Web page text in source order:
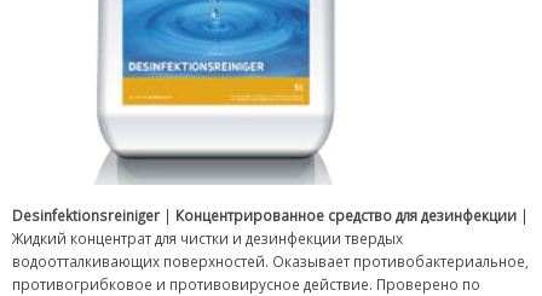
Desinfektionsreiniger | Концентрированное средство для дезинфекции |
Жидкий концентрат для чистки и дезинфекции твердых
водоотталкивающих поверхностей. Оказывает противобактериальное,
противогрибковое и противовирусное действие. Проверено по